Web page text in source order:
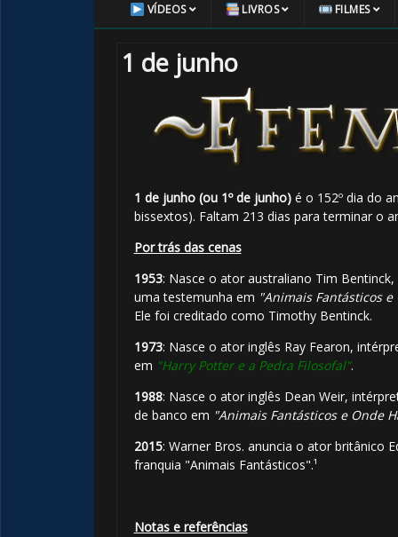
VÍDEOS LIVROS FILMES
1 de junho
1 de junho (ou 1º de junho)é o 152º dia do
bissextos). Faltam 213 dias para terminar o
Por trás das cenas
1953: Nasce o ator australiano Tim
uma testemunha em "Animais Fantásticos
Ele foi creditado como Timothy Bentinck.
1973: Nasce o ator inglês Ray Fearon,
em "Harry Potter e a Pedra Filosofal".
1988: Nasce o ator inglês Dean Weir,
de banco em "Animais Fantásticos e Onde
2015: Warner Bros. anuncia o ator britânico
franquia "Animais Fantásticos".¹
Notas e referências